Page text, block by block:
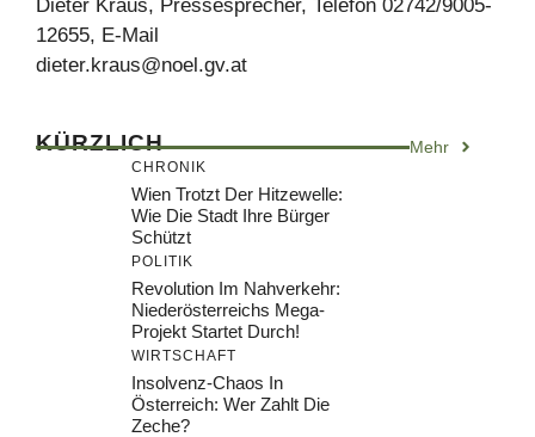
Dieter Kraus, Pressesprecher, Telefon 02742/9005-
12655, E-Mail
dieter.kraus@noel.gv.at
KÜRZLICH Mehr
CHRONIK
Wien Trotzt Der Hitzewelle:
Wie Die Stadt Ihre Bürger
Schützt
POLITIK
Revolution Im Nahverkehr:
Niederösterreichs Mega-
Projekt Startet Durch!
WIRTSCHAFT
Insolvenz-Chaos In
Österreich: Wer Zahlt Die
Zeche?